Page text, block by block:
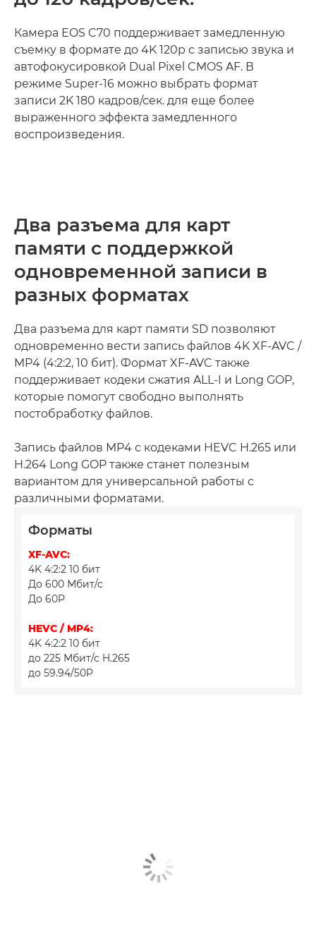
Камера EOS C70 поддерживает замедленную
съемку в формате до 4K 120p с записью звука и
автофокусировкой Dual Pixel CMOS AF. В
режиме Super-16 можно выбрать формат
записи 2K 180 кадров/сек. для еще более
выраженного эффекта замедленного
воспроизведения.
Два разъема для карт
памяти с поддержкой
одновременной записи в
разных форматах
Два разъема для карт памяти SD позволяют
одновременно вести запись файлов 4K XF-AVC /
MP4 (4:2:2, 10 бит). Формат XF-AVC также
поддерживает кодеки сжатия ALL-I и Long GOP,
которые помогут свободно выполнять
постобработку файлов.
Запись файлов MP4 с кодеками HEVC H.265 или
H.264 Long GOP также станет полезным
вариантом для универсальной работы с
различными форматами.
Форматы
XF-AVC:
4K 4:2:2 10 бит
До 600 Мбит/с
До 60P
HEVC / MP4:
4K 4:2:2 10 бит
до 225 Мбит/с H.265
до 59.94/50P